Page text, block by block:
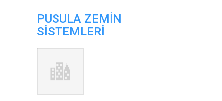
PUSULA ZEMİN
SİSTEMLERİ